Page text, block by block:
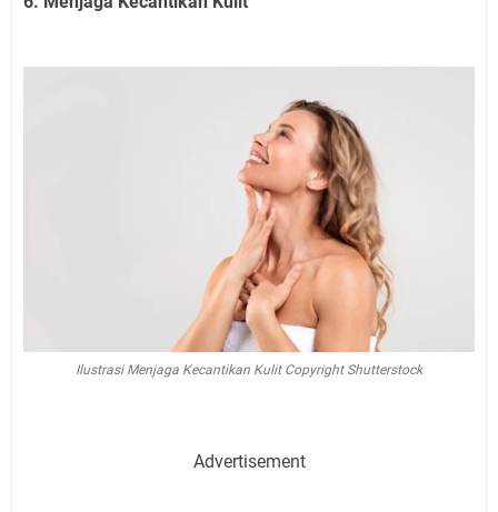
Ilustrasi Menjaga Kecantikan Kulit Copyright Shutterstock
Advertisement